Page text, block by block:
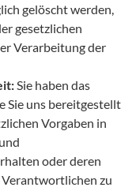
gelöscht werden,
gesetzlichen
Verarbeitung der
Sie haben das
Sie uns bereitgestellt
Vorgaben in
oder deren
zu